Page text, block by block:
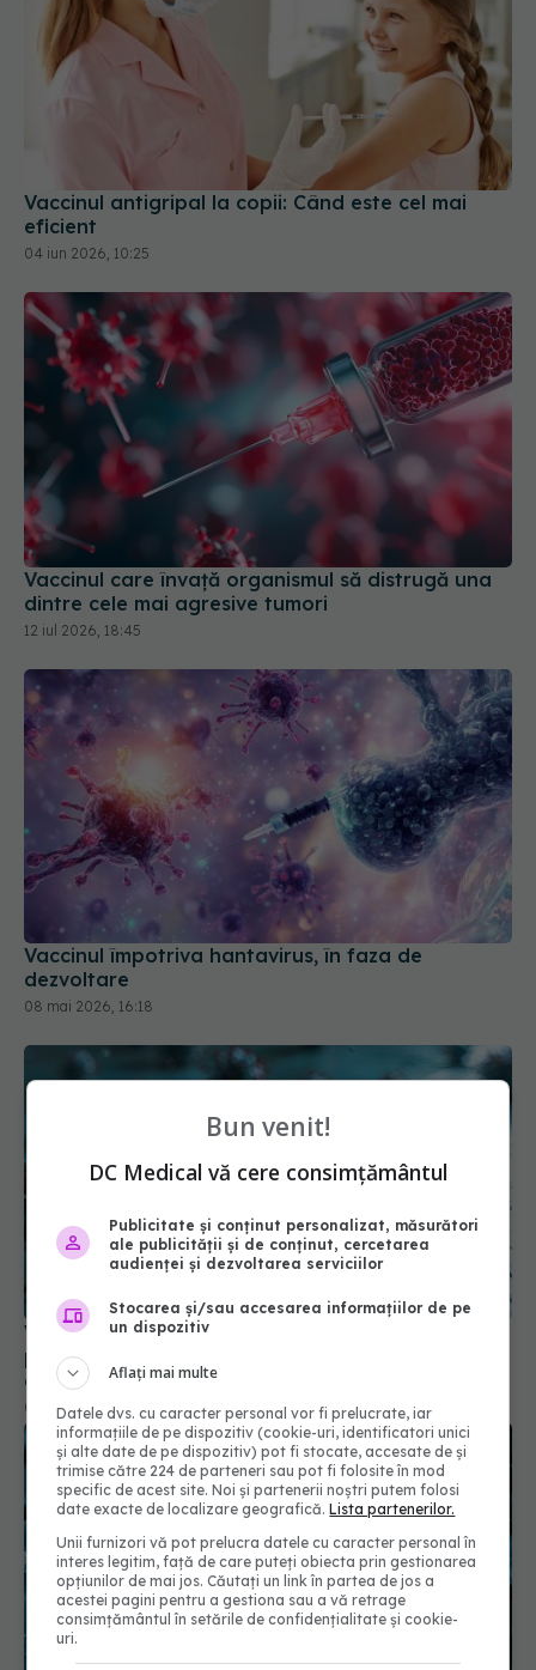
Vaccinul antigripal la copii: Când este cel mai
eficient
04 iun 2026, 10:25
Vaccinul care învață organismul să distrugă una
dintre cele mai agresive tumori
12 iul 2026, 18:45
Vaccinul împotriva hantavirus, în faza de
dezvoltare
08 mai 2026, 16:18
Vaccinul împotriva hantavirusului, între
promisiune și eșec: de ce este încă în fază
experimentală
06 mai 2026, 11:30
Bun venit!
DC Medical vă cere consimțământul
Publicitate și conținut personalizat, măsurători
ale publicității și de conținut, cercetarea
audienței și dezvoltarea serviciilor
Stocarea și/sau accesarea informațiilor de pe
un dispozitiv
Aflați mai multe
Datele dvs. cu caracter personal vor fi prelucrate, iar
informațiile de pe dispozitiv (cookie-uri, identificatori unici
și alte date de pe dispozitiv) pot fi stocate, accesate de și
trimise către 224 de parteneri sau pot fi folosite în mod
specific de acest site. Noi și partenerii noștri putem folosi
date exacte de localizare geografică.Lista partenerilor.
Unii furnizori vă pot prelucra datele cu caracter personal în
interes legitim, față de care puteți obiecta prin gestionarea
opțiunilor de mai jos. Căutați un link în partea de jos a
acestei pagini pentru a gestiona sau a vă retrage
consimțământul în setările de confidențialitate și cookie-
uri.